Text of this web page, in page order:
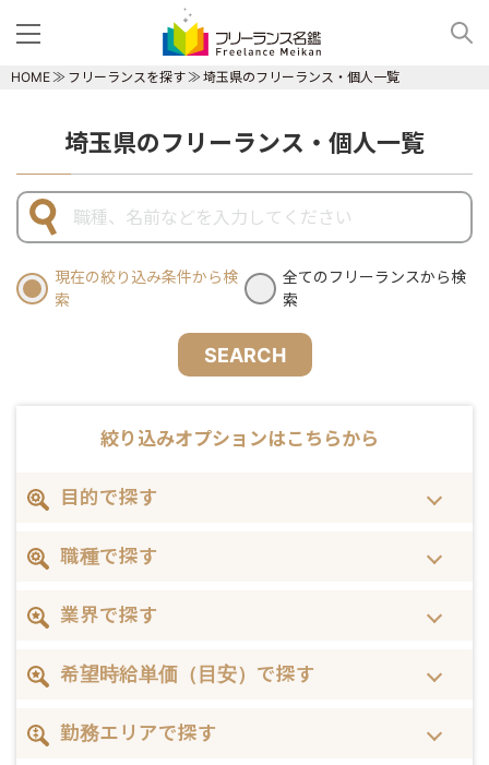
HOME フリーランスを探す 埼玉県のフリーランス・個人一覧
埼玉県のフリーランス・個人一覧
現在の絞り込み条件から検
索
全てのフリーランスから検
索
SEARCH
絞り込みオプションはこちらから
目的で探す
職種で探す
業界で探す
希望時給単価（目安）で探す
勤務エリアで探す